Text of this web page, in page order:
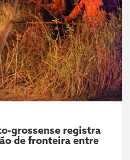
grossense registra
de fronteira entre